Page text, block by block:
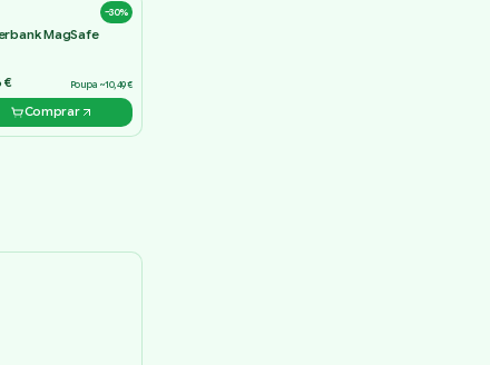
−30%
MagSafe
€ Poupa ~10,49 €
Comprar